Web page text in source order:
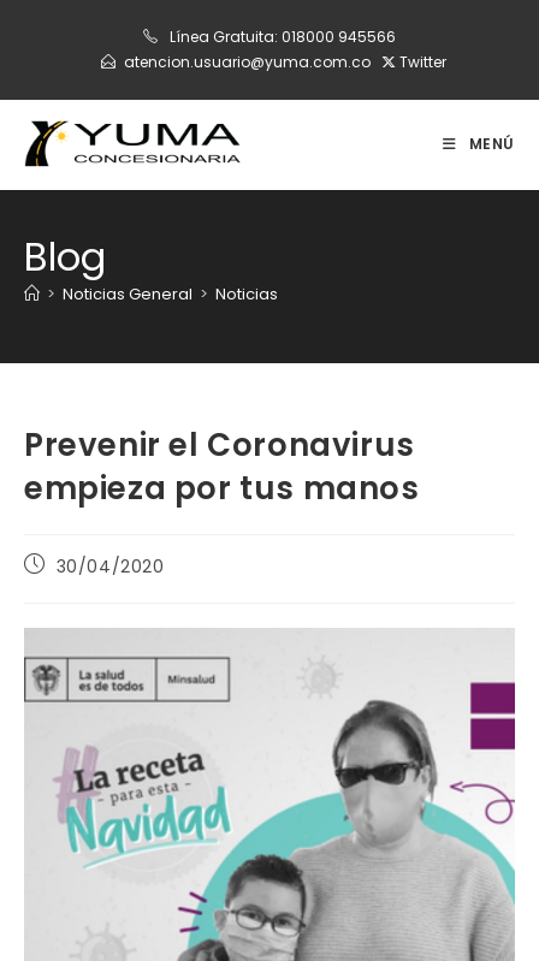
Línea Gratuita: 018000 945566
atencion.usuario@yuma.com.co
Twitter
MENÚ
Blog
> Noticias General > Noticias
Prevenir el Coronavirus
empieza por tus manos
Publicación
entrada:
30/04/2020